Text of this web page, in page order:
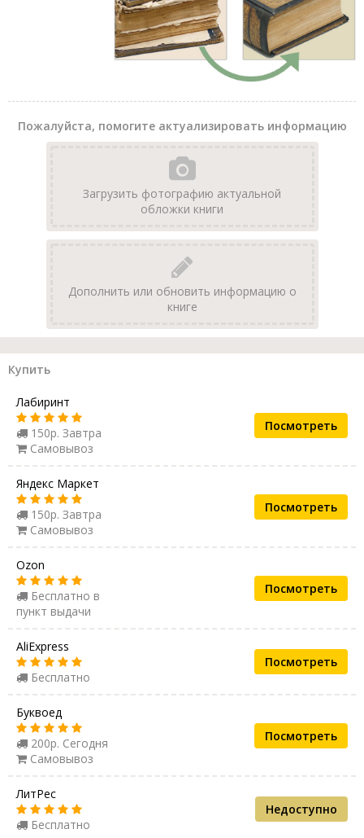
Пожалуйста, помогите актуализировать информацию
Загрузить фотографию актуальной
обложки книги
Дополнить или обновить информацию о
книге
Купить
Лабиринт
150р. Завтра
Самовывоз
Посмотреть
Яндекс Маркет
150р. Завтра
Самовывоз
Посмотреть
Ozon
Бесплатно в
пункт выдачи
Посмотреть
AliExpress
Бесплатно
Посмотреть
Буквоед
200р. Сегодня
Самовывоз
Посмотреть
ЛитРес
Бесплатно
Недоступно